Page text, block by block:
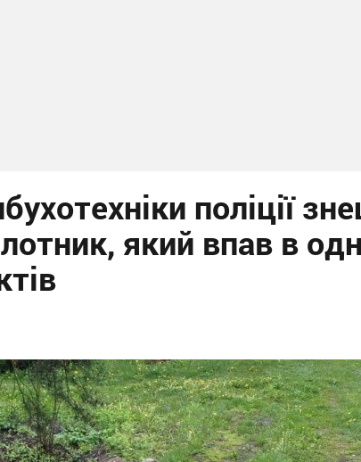
поліції
який впав в